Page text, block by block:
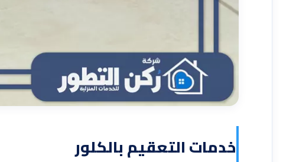
خدمات التعقيم بالكلور